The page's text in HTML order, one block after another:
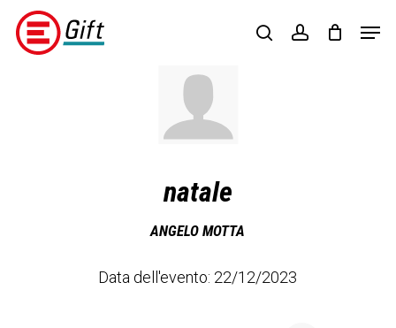
Skip
main
searchaccount
natale
ANGELO MOTTA
Data dell'evento: 22/12/2023